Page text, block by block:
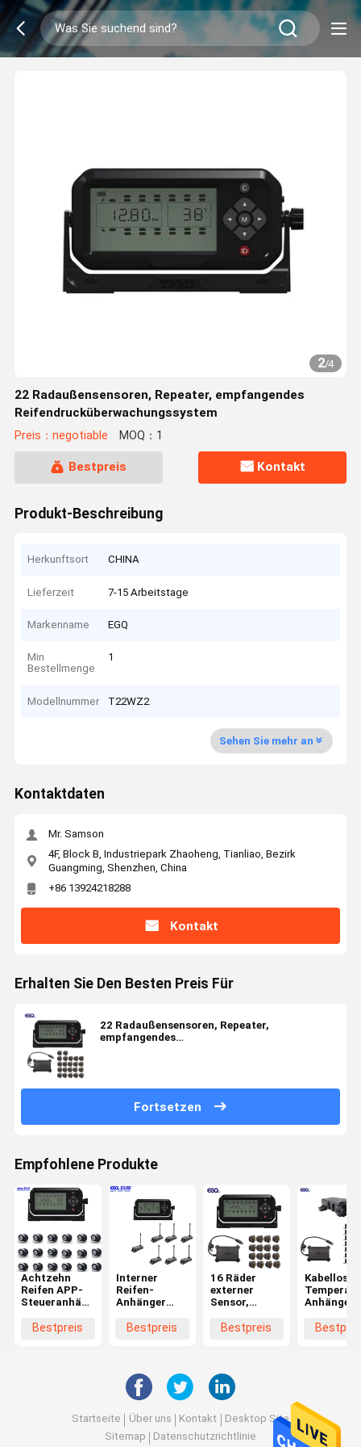
2/4
22 Radaußensensoren, Repeater, empfangendes
Reifendrucküberwachungssystem
Preis：negotiable MOQ：1
Bestpreis Kontakt
Produkt-Beschreibung
Herkunftsort CHINA
Lieferzeit 7-15 Arbeitstage
Markenname EGQ
Min
Bestellmenge
1
Modellnummer T22WZ2
Sehen Sie mehr an
Kontaktdaten
Mr. Samson
4F, Block B, Industriepark Zhaoheng, Tianliao, Bezirk
Guangming, Shenzhen, China
+86 13924218288
Kontakt
Erhalten Sie Den Besten Preis Für
22 Radaußensensoren, Repeater,
empfangendes
Fortsetzen
Empfohlene Produkte
Achtzehn
Reifen APP-
Steueranhänger-
Überwachungsanlage
Bestpreis
Interner
Reifen-
Anhänger
Schwergängigkeits-
Bestpreis
16 Räder
externer
Sensor,
Bestpreis
Kabelloses
Startseite Über uns Kontakt
Desktop Site
Sitemap
Datenschutzrichtlinie